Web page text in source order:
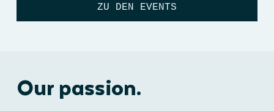
ZU DEN EVENTS
Our passion.